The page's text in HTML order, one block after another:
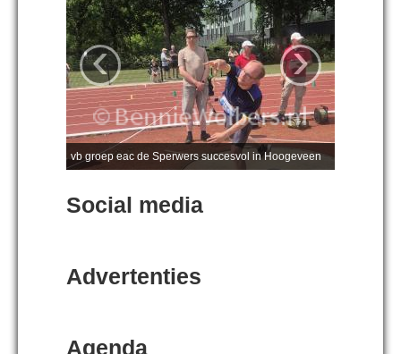
vb groep eac de Sperwers succesvol in Hoogeveen
‹ ›
Social media
Advertenties
Agenda